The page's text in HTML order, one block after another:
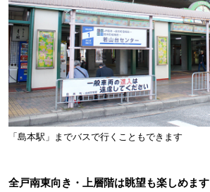
「島本駅」までバスで行くこともできます
全戸南東向き・上層階は眺望も楽しめます